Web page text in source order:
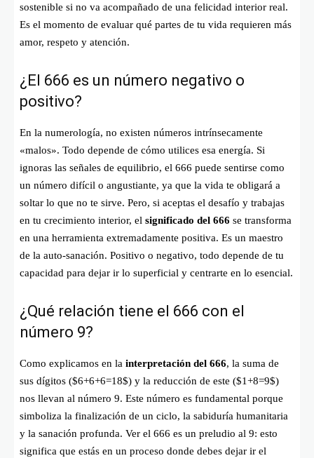
sostenible si no va acompañado de una felicidad interior real.
Es el momento de evaluar qué partes de tu vida requieren más
amor, respeto y atención.
¿El 666 es un número negativo o
positivo?
En la numerología, no existen números intrínsecamente
«malos». Todo depende de cómo utilices esa energía. Si
ignoras las señales de equilibrio, el 666 puede sentirse como
un número difícil o angustiante, ya que la vida te obligará a
soltar lo que no te sirve. Pero, si aceptas el desafío y trabajas
en tu crecimiento interior, el significado del 666 se transforma
en una herramienta extremadamente positiva. Es un maestro
de la auto-sanación. Positivo o negativo, todo depende de tu
capacidad para dejar ir lo superficial y centrarte en lo esencial.
¿Qué relación tiene el 666 con el
número 9?
Como explicamos en la interpretación del 666, la suma de
sus dígitos ($6+6+6=18$) y la reducción de este ($1+8=9$)
nos llevan al número 9. Este número es fundamental porque
simboliza la finalización de un ciclo, la sabiduría humanitaria
y la sanación profunda. Ver el 666 es un preludio al 9: esto
significa que estás en un proceso donde debes dejar ir el